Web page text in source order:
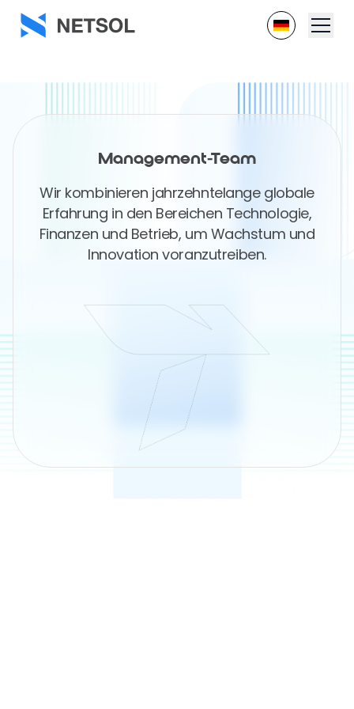
Management-Team
Wir kombinieren jahrzehntelange globale
Erfahrung in den Bereichen Technologie,
Finanzen und Betrieb, um Wachstum und
Innovation voranzutreiben.